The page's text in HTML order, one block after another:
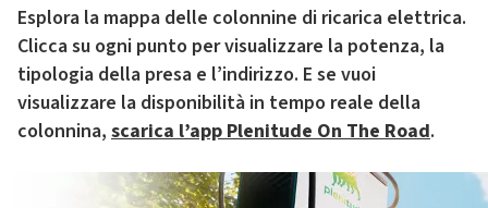
Esplora la mappa delle colonnine di ricarica elettrica.
Clicca su ogni punto per visualizzare la potenza, la
tipologia della presa e l’indirizzo. E se vuoi
visualizzare la disponibilità in tempo reale della
colonnina, scarica l’app Plenitude On The Road.